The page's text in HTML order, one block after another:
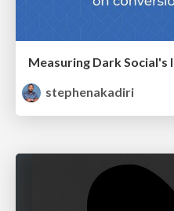
stephenakadiri